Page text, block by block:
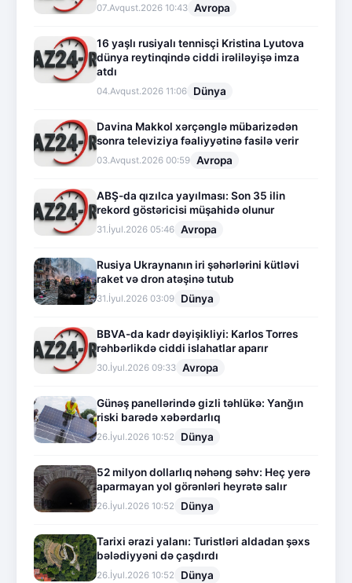
07.Avqust.2026 10:43 Avropa
16 yaşlı rusiyalı tennisçi Kristina Lyutova
dünya reytinqində ciddi irəliləyişə imza
atdı
04.Avqust.2026 11:06 Dünya
Davina Makkol xərçənglə mübarizədən
sonra televiziya fəaliyyətinə fasilə verir
03.Avqust.2026 00:59 Avropa
ABŞ-da qızılca yayılması: Son 35 ilin
rekord göstəricisi müşahidə olunur
31.İyul.2026 05:46 Avropa
Rusiya Ukraynanın iri şəhərlərini kütləvi
raket və dron atəşinə tutub
31.İyul.2026 03:09 Dünya
BBVA-da kadr dəyişikliyi: Karlos Torres
rəhbərlikdə ciddi islahatlar aparır
30.İyul.2026 09:33 Avropa
Günəş panellərində gizli təhlükə: Yanğın
riski barədə xəbərdarlıq
26.İyul.2026 10:52 Dünya
52 milyon dollarlıq nəhəng səhv: Heç yerə
aparmayan yol görənləri heyrətə salır
26.İyul.2026 10:52 Dünya
Tarixi ərazi yalanı: Turistləri aldadan şəxs
bələdiyyəni də çaşdırdı
26.İyul.2026 10:52 Dünya